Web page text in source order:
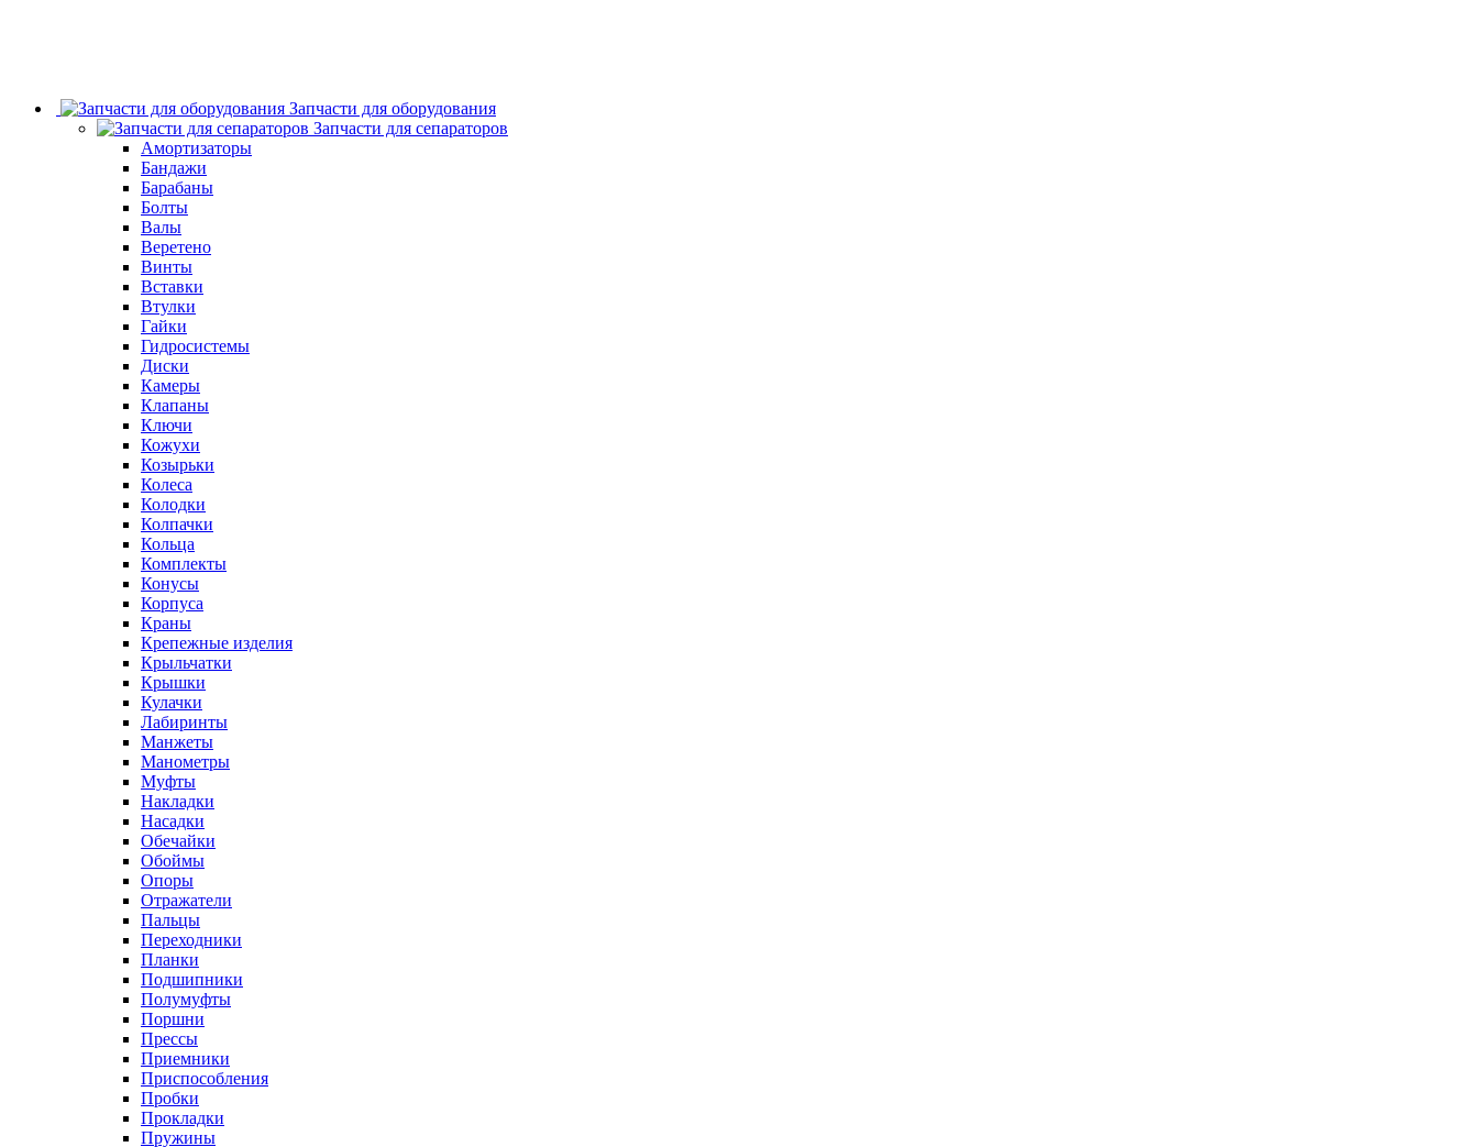
Запчасти для оборудования
Запчасти для сепараторов
Амортизаторы
Бандажи
Барабаны
Болты
Валы
Веретено
Винты
Вставки
Втулки
Гайки
Гидросистемы
Диски
Камеры
Клапаны
Ключи
Кожухи
Козырьки
Колеса
Колодки
Колпачки
Кольца
Комплекты
Конусы
Корпуса
Краны
Крепежные изделия
Крыльчатки
Крышки
Кулачки
Лабиринты
Манжеты
Манометры
Муфты
Накладки
Насадки
Обечайки
Обоймы
Опоры
Отражатели
Пальцы
Переходники
Планки
Подшипники
Полумуфты
Поршни
Прессы
Приемники
Приспособления
Пробки
Прокладки
Пружины